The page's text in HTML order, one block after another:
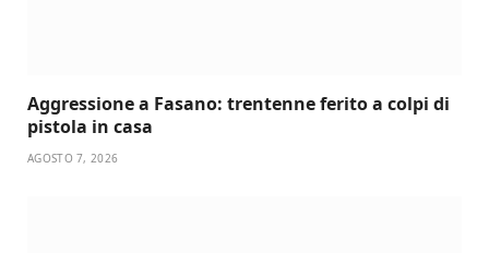
Aggressione a Fasano: trentenne ferito a colpi di
pistola in casa
AGOSTO 7, 2026